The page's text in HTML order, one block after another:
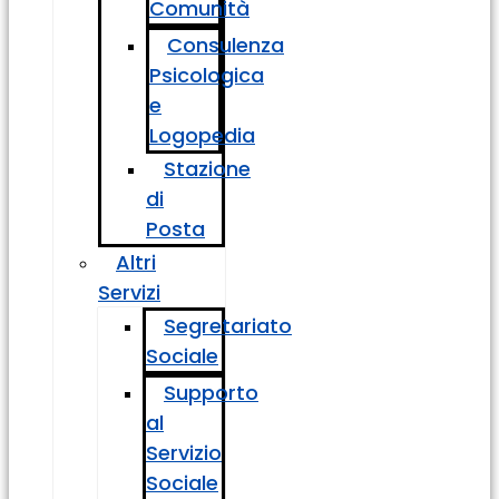
Comunità
Consulenza
Psicologica
e
Logopedia
Stazione
di
Posta
Altri
Servizi
Segretariato
Sociale
Supporto
al
Servizio
Sociale